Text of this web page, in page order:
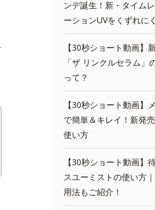
ンデ誕生！新・タイム
ーションUVをくずれに
【30秒ショート動画】
「ザ リンクルセラム」
って？
【30秒ショート動画】
で簡単＆キレイ！新発
使い方
【30秒ショート動画】
スユーミストの使い方
用法もご紹介！